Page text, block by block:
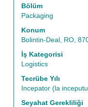
Bölüm
Packaging
Konum
Bolintin-Deal, RO,
İş Kategorisi
Logistics
Tecrübe Yılı
Incepator (la
Seyahat Gerekliliği
görüntülemek
için
tuşu
ile
seçin.